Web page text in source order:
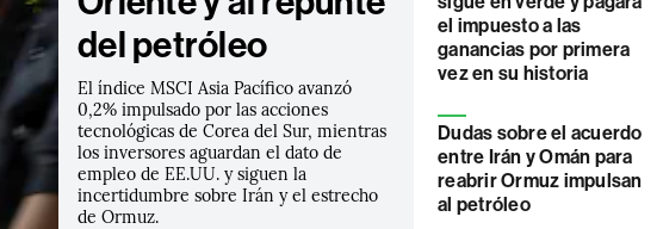
del petróleo
El índice MSCI Asia Pacífico avanzó
0,2% impulsado por las acciones
tecnológicas de Corea del Sur, mientras
los inversores aguardan el dato de
empleo de EE.UU. y siguen la
incertidumbre sobre Irán y el estrecho
de Ormuz.
el impuesto a las
ganancias por primera
vez en su historia
Dudas sobre el acuerdo
entre Irán y Omán para
reabrir Ormuz impulsan
al petróleo